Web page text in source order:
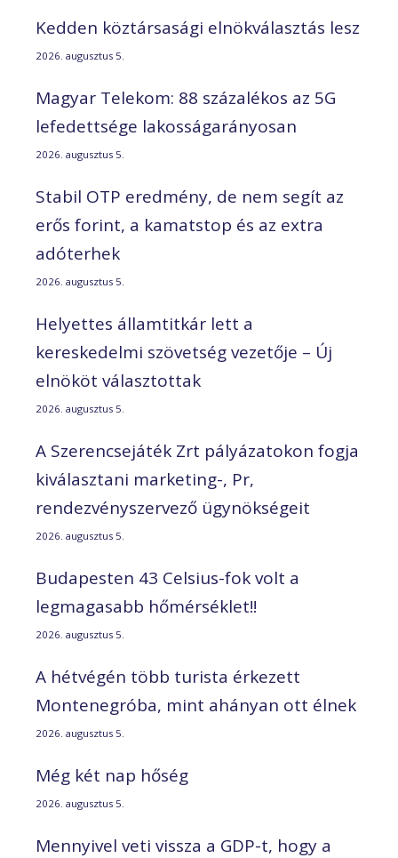
Kedden köztársasági elnökválasztás lesz
2026. augusztus 5.
Magyar Telekom: 88 százalékos az 5G
lefedettsége lakosságarányosan
2026. augusztus 5.
Stabil OTP eredmény, de nem segít az
erős forint, a kamatstop és az extra
adóterhek
2026. augusztus 5.
Helyettes államtitkár lett a
kereskedelmi szövetség vezetője – Új
elnököt választottak
2026. augusztus 5.
A Szerencsejáték Zrt pályázatokon fogja
kiválasztani marketing-, Pr,
rendezvényszervező ügynökségeit
2026. augusztus 5.
Budapesten 43 Celsius-fok volt a
legmagasabb hőmérséklet!!
2026. augusztus 5.
A hétvégén több turista érkezett
Montenegróba, mint ahányan ott élnek
2026. augusztus 5.
Még két nap hőség
2026. augusztus 5.
Mennyivel veti vissza a GDP-t, hogy a